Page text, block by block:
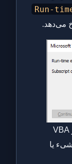
Run-
این تصویر پیام خطای شماره ۹ را در VBA
یا